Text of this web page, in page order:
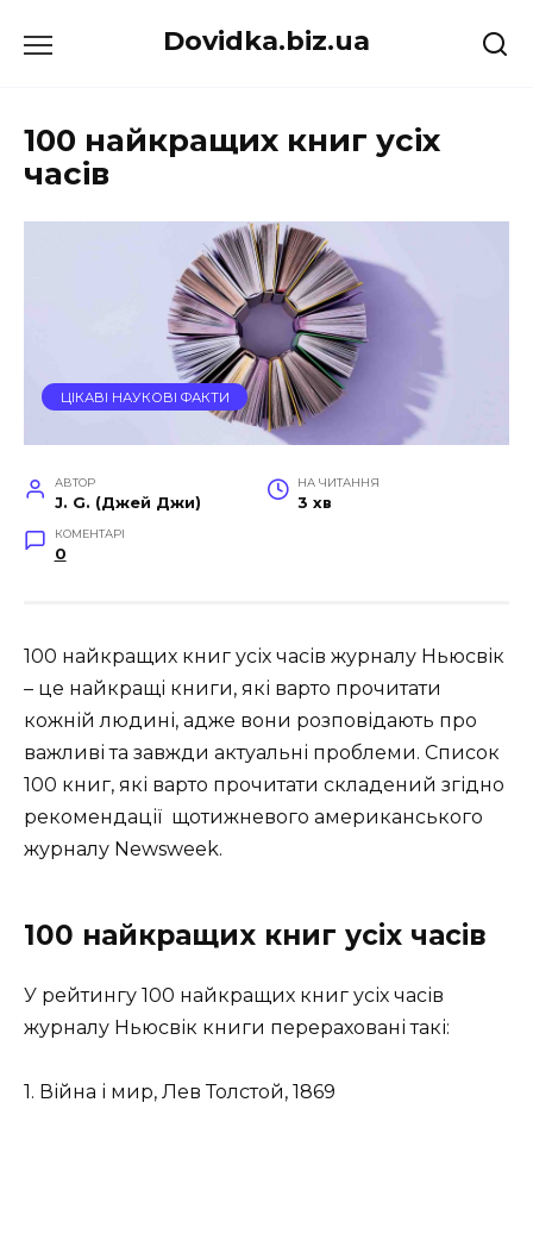
до
Dovidka.biz.ua
100 найкращих книг усіх
часів
ЦІКАВІ НАУКОВІ ФАКТИ
АВТОР
J. G. (Джей Джи)
НА ЧИТАННЯ
3 хв
КОМЕНТАРІ
0
100 найкращих книг усіх часів журналу Ньюсвік
– це найкращі книги, які варто прочитати
кожній людині, адже вони розповідають про
важливі та завжди актуальні проблеми. Список
100 книг, які варто прочитати складений згідно
рекомендації щотижневого американського
журналу Newsweek.
100 найкращих книг усіх часів
У рейтингу 100 найкращих книг усіх часів
журналу Ньюсвік книги перераховані такі:
1. Війна і мир, Лев Толстой, 1869